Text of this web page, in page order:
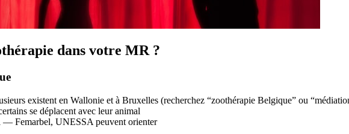
dans votre MR ?
existent en Wallonie et à Bruxelles (recherchez “zoothérapie Belgique” ou
se déplacent avec leur animal
— Femarbel, UNESSA peuvent orienter